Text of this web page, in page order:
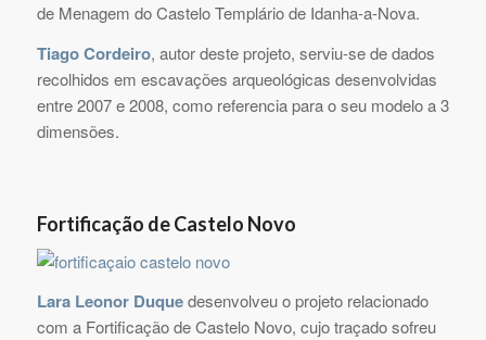
de Menagem do Castelo Templário de Idanha-a-Nova.
Tiago Cordeiro, autor deste projeto, serviu-se de dados
recolhidos em escavações arqueológicas desenvolvidas
entre 2007 e 2008, como referencia para o seu modelo a 3
dimensões.
Fortificação de Castelo Novo
Lara Leonor Duquedesenvolveu o projeto relacionado
com a Fortificação de Castelo Novo, cujo traçado sofreu